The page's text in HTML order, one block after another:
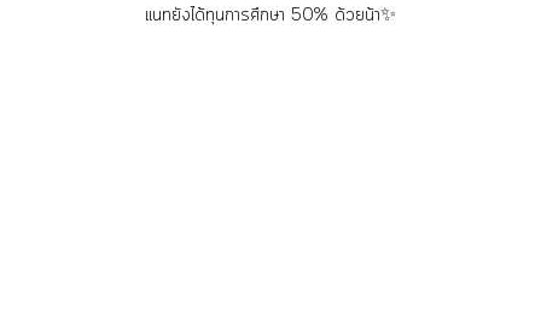
แนทยังได้ทุนการศึกษา 50% ด้วยน้า✨